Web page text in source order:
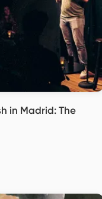
in Madrid: The